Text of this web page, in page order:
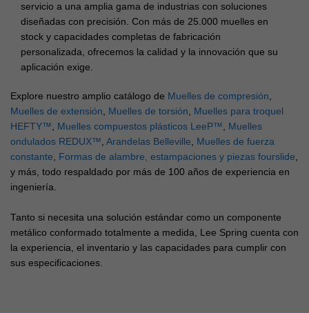
servicio a una amplia gama de industrias con soluciones
diseñadas con precisión. Con más de 25.000 muelles en
stock y capacidades completas de fabricación
personalizada, ofrecemos la calidad y la innovación que su
aplicación exige.
Explore nuestro amplio catálogo de Muelles de compresión
Muelles de extensión
Muelles de torsión
Muelles para troquel
HEFTY™
Muelles compuestos plásticos LeeP™
Muelles
ondulados REDUX™ Arandelas Belleville
Muelles de fuerza
constante
Formas de alambre, estampaciones y piezas fourslide
y más, todo respaldado por más de 100 años de experiencia en
ingeniería.
Tanto si necesita una solución estándar como un componente
metálico conformado totalmente a medida, Lee Spring cuenta con
la experiencia, el inventario y las capacidades para cumplir con
sus especificaciones.